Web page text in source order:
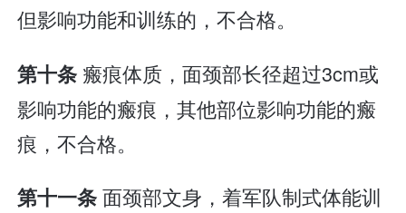
但影响功能和训练的，不合格。
第十条 瘢痕体质，面颈部长径超过3cm或
影响功能的瘢痕，其他部位影响功能的瘢
痕，不合格。
第十一条面颈部文身，着军队制式体能训